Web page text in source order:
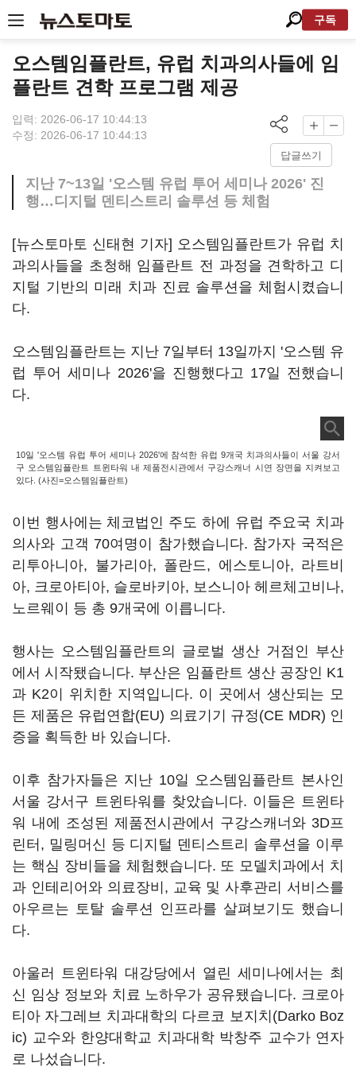
구독
오스템임플란트, 유럽 치과의사들에 임
플란트 견학 프로그램 제공
입력: 2026-06-17 10:44:13
수정: 2026-06-17 10:44:13
답글쓰기
지난 7~13일 '오스템 유럽 투어 세미나 2026' 진
행…디지털 덴티스트리 솔루션 등 체험
[뉴스토마토 신태현 기자] 오스템임플란트가 유럽 치
과의사들을 초청해 임플란트 전 과정을 견학하고 디
지털 기반의 미래 치과 진료 솔루션을 체험시켰습니
다.
오스템임플란트는 지난 7일부터 13일까지 '오스템 유
럽 투어 세미나 2026'을 진행했다고 17일 전했습니
다.
10일 '오스템 유럽 투어 세미나 2026'에 참석한 유럽 9개국 치과의사들이 서울 강서
구 오스템임플란트 트윈타워 내 제품전시관에서 구강스캐너 시연 장면을 지켜보고
있다. (사진=오스템임플란트)
이번 행사에는 체코법인 주도 하에 유럽 주요국 치과
의사와 고객 70여명이 참가했습니다. 참가자 국적은
리투아니아, 불가리아, 폴란드, 에스토니아, 라트비
아, 크로아티아, 슬로바키아, 보스니아 헤르체고비나,
노르웨이 등 총 9개국에 이릅니다.
행사는 오스템임플란트의 글로벌 생산 거점인 부산
에서 시작됐습니다. 부산은 임플란트 생산 공장인 K1
과 K2이 위치한 지역입니다. 이 곳에서 생산되는 모
든 제품은 유럽연합(EU) 의료기기 규정(CE MDR) 인
증을 획득한 바 있습니다.
이후 참가자들은 지난 10일 오스템임플란트 본사인
서울 강서구 트윈타워를 찾았습니다. 이들은 트윈타
워 내에 조성된 제품전시관에서 구강스캐너와 3D프
린터, 밀링머신 등 디지털 덴티스트리 솔루션을 이루
는 핵심 장비들을 체험했습니다. 또 모델치과에서 치
과 인테리어와 의료장비, 교육 및 사후관리 서비스를
아우르는 토탈 솔루션 인프라를 살펴보기도 했습니
다.
아울러 트윈타워 대강당에서 열린 세미나에서는 최
신 임상 정보와 치료 노하우가 공유됐습니다. 크로아
티아 자그레브 치과대학의 다르코 보지치(Darko Boz
ic) 교수와 한양대학교 치과대학 박창주 교수가 연자
로 나섰습니다.